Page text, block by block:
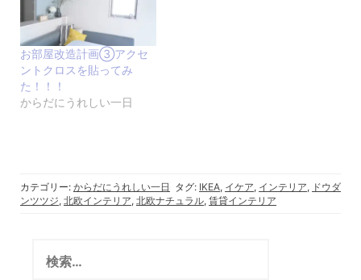
お部屋改造計画③アクセ
ントクロスを貼ってみ
た！！！
からだにうれしい一日
カテゴリー: からだにうれしい一日 タグ: IKEA, イケア, インテリア, ドウダ
ンツツジ, 北欧インテリア, 北欧ナチュラル, 賃貸インテリア